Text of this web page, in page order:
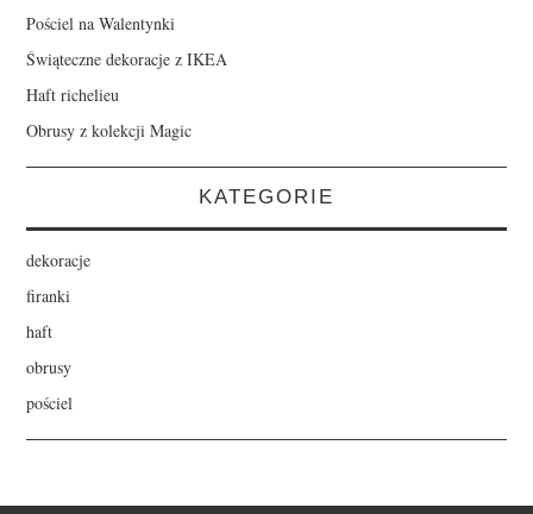
Pościel na Walentynki
Świąteczne dekoracje z IKEA
Haft richelieu
Obrusy z kolekcji Magic
KATEGORIE
dekoracje
firanki
haft
obrusy
pościel